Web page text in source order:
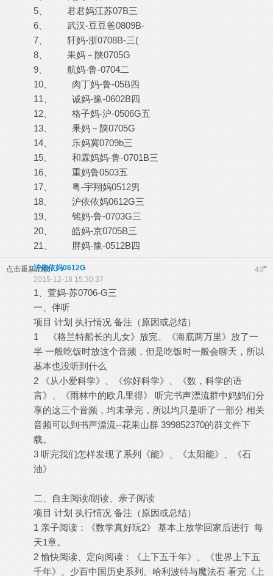
5、 君君妈江苏07B三
6、 武汉-豆豆爸0809B-
7、 轩妈-浙0708B-三(
8、 果妈－陕0705G
9、 航妈-鲁-0704二
10、 肉丁妈-鲁-05B四
11、 诚妈-豫-0602B四
12、 格子妈-沪-0506G五
13、 果妈－陕0705G
14、 乐妈冀0709b三
15、 和霖妈妈-鲁-0701B三
16、 重妈鲁0503五
17、 粤-宇翔妈0512男
18、 沪依依妈0612G三
19、 铭妈-鲁-0703G三
20、 皓妈-京0705B三
21、 胖妈-豫-0512B四
点击重新加载 43#
沪依依妈0612G
2015-12-18 15:30:37
1、萱妈-苏0706-G三
一、伴听
项目 计划 执行情况 备注（原因或总结）
1 《格兰特船长的儿女》放完、《海底两万里》放了一
半 一般吃饭时放这个音频，但是吃饭时一般会聊天，所以
基本也没听到什么
2 《从小爱科学》、《你好科学》、《数，科学的语
言》、《雨林中的欧几里得》 听完书声漂流群中妈妈们分
享的这三个音频，均未录完，所以均只是听了一部分 相关
音频可以到书声漂流--花果山群 399852370的群文件下
载。
3 听完我们怎样发现了系列《能》、《太阳能》、《石
油》
二、自主阅读/朗读、亲子阅读
项目 计划 执行情况 备注（原因或总结）
1 亲子阅读：《数学真好玩2》 基本上放学回家后进行 每
天1章。
2 愉快阅读、定向阅读：《上下五千年》、《世界上下五
千年》、少百中国历史系列、哈利波特与魔法石 看完《上